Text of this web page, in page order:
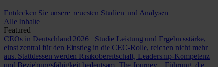
Entdecken Sie unsere neuesten Studien und Analysen
Alle Inhalte
Featured
CEOs in Deutschland 2026 - Studie Leistung und Ergebnisstärke,
einst zentral für den Einstieg in die CEO-Rolle, reichen nicht mehr
aus. Stattdessen werden Risikobereitschaft, Leadership-Kompetenz
und Beziehungsfähigkeit bedeutsam. The Journey – Führung, die